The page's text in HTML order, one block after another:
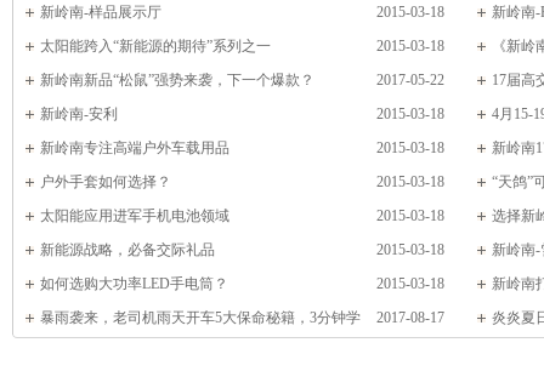
2015-03-18
新岭南-样品展示厅
新岭南
2015-03-18
太阳能跨入“新能源的期待”系列之一
《新
2017-05-22
新岭南新品“松鼠”强势来袭，下一个爆款？
17届高
2015-03-18
新岭南-安利
4月15-
2015-03-18
新岭南专注高端户外车载用品
新岭南
2015-03-18
户外手套如何选择？
“天鸽”
底是怎么
2015-03-18
太阳能应用进军手机电池领域
选择新
2015-03-18
新能源战略，必备交际礼品
新岭南
2015-03-18
如何选购大功率LED手电筒？
新岭南
你的生活
2017-08-17
暴雨袭来，老司机雨天开车5大保命秘籍，3分钟学
炎炎夏